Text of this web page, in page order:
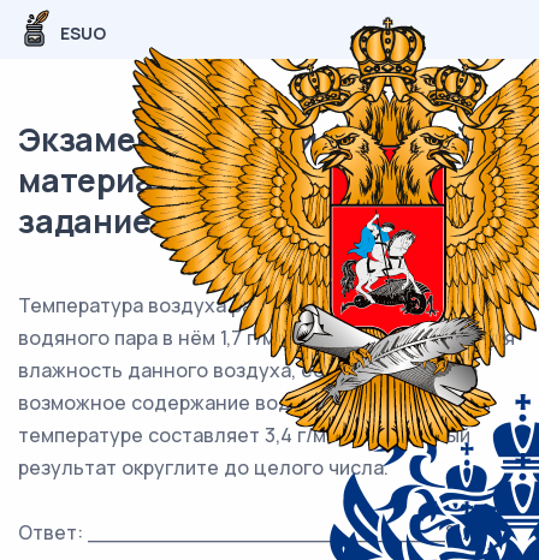
ESUO
Экзаменационный (типовой)
материал ОГЭ / География / 13
задание (24) / 44
Температура воздуха равна –5 °С, содержание
водяного пара в нём 1,7 г/м3. Какова относительная
влажность данного воздуха, если максимально
возможное содержание водяного пара при такой
температуре составляет 3,4 г/м3? Полученный
результат округлите до целого числа.
Ответ: ___________________________%.